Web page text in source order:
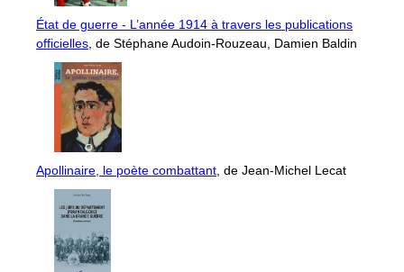
État de guerre - L’année 1914 à travers les publications
officielles , de Stéphane Audoin-Rouzeau, Damien Baldin
Apollinaire, le poète combattant , de Jean-Michel Lecat